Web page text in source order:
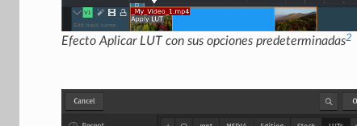
Efecto Aplicar LUTcon sus opciones predeterminadas2